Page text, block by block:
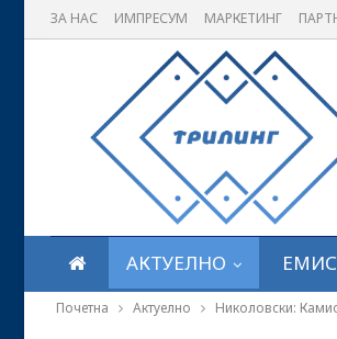
ЗА НАС ИМПРЕСУМ МАРКЕТИНГ
АКТУЕЛНО
Почетна Актуелно Николовски: